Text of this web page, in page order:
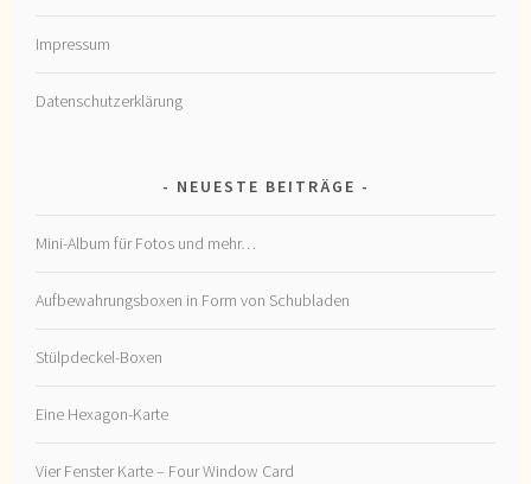
Impressum
Datenschutzerklärung
NEUESTE BEITRÄGE
Mini-Album für Fotos und mehr…
Aufbewahrungsboxen in Form von Schubladen
Stülpdeckel-Boxen
Eine Hexagon-Karte
Vier Fenster Karte – Four Window Card